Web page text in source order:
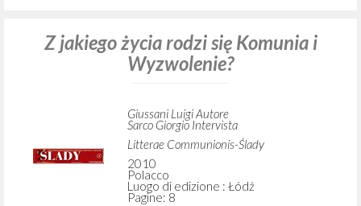
Z jakiego życia rodzi się Komunia i
Wyzwolenie?
Giussani Luigi Autore
Sarco Giorgio Intervista
Litterae Communionis-Ślady
2010
Polacco
Luogo di edizione : Łódź
Pagine: 8